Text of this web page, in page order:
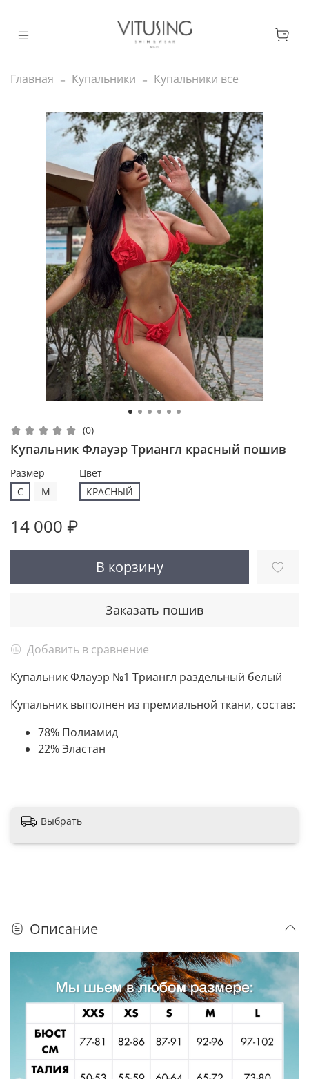
Главная Купальники Купальники все
(0)
Купальник Флауэр Триангл красный пошив
Размер
С
M
Цвет
КРАСНЫЙ
14 000 ₽
В корзину
Заказать пошив
Добавить в сравнение
Купальник Флауэр №1 Триангл раздельный белый
Купальник выполнен из премиальной ткани, состав:
78% Полиамид
22% Эластан
Выбрать
Описание